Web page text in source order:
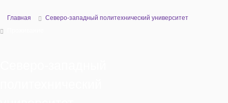
Главная
Северо-западный политехнический университет